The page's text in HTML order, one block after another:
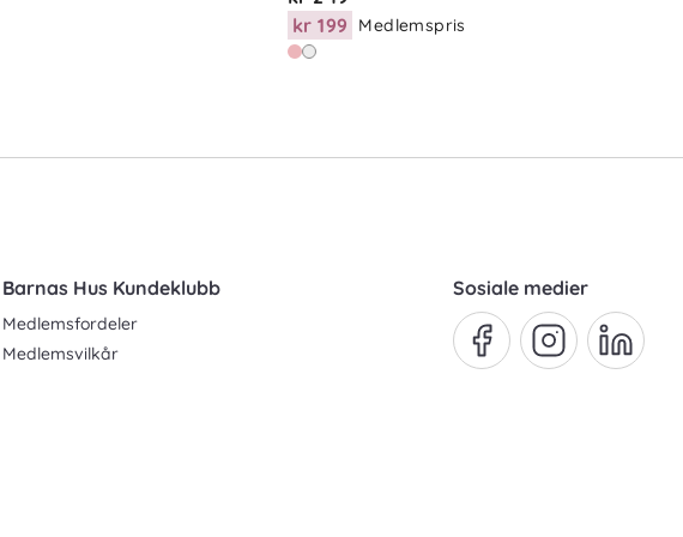
kr 199
Medlemspris
Barnas Hus Kundeklubb
Medlemsfordeler
Medlemsvilkår
Sosiale medier